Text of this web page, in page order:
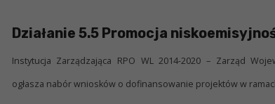
Działanie 5.5 Promocja
Instytucja Zarządzająca RPO WL 2014-2020 – Zarząd
ogłasza nabór wniosków o dofinansowanie projektów w